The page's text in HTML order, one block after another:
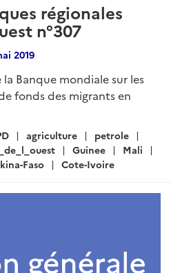
régionales
n°307
2019
Banque mondiale sur les
fonds des migrants en
agriculture
petrole
Guinee
Mali
Faso Cote-Ivoire